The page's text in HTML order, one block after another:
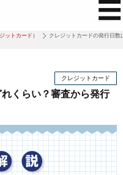
ットカード） クレジットカードの発行日
クレジットカード
くらい？審査から発行